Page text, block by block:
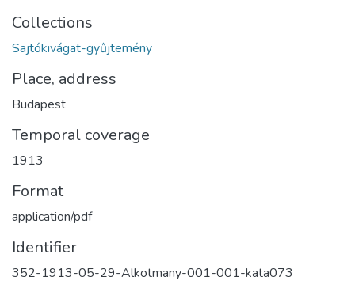
Collections
Sajtókivágat-gyűjtemény
Place, address
Budapest
Temporal coverage
1913
Format
application/pdf
Identifier
352-1913-05-29-Alkotmany-001-001-kata073